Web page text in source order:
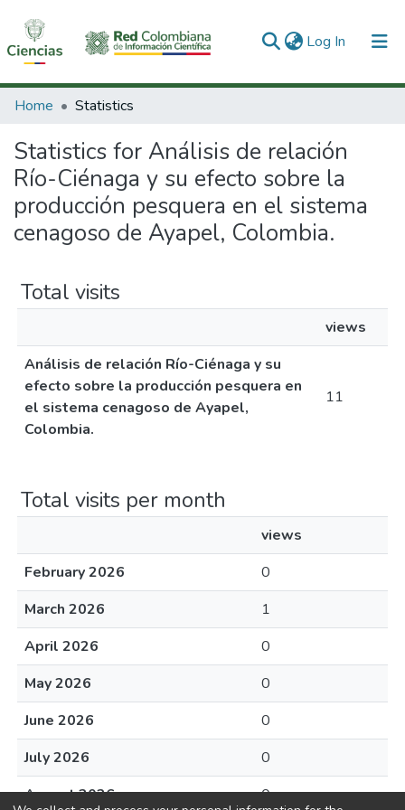
Log In (current)
Communities & Collections
All of DSpace
Home Statistics
Statistics for Análisis de relación
Río-Ciénaga y su efecto sobre la
producción pesquera en el sistema
cenagoso de Ayapel, Colombia.
Total visits
views
Análisis de relación Río-Ciénaga y su
efecto sobre la producción pesquera en
el sistema cenagoso de Ayapel,
Colombia.
11
Total visits per month
views
February 2026
0
March 2026
1
April 2026
0
May 2026
0
June 2026
0
July 2026
0
August 2026
0